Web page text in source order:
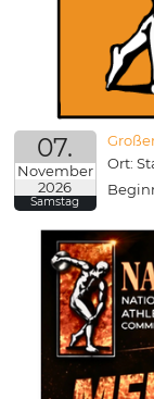
07.
November
2026
Samstag
Ort: